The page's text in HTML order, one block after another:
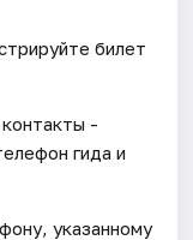
билет
-
гида и
указанному